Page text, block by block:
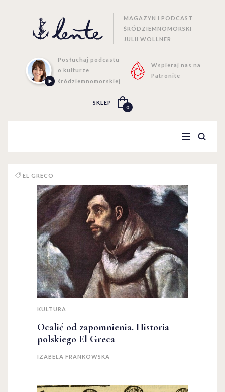
MAGAZYN I PODCAST
ŚRÓDZIEMNOMORSKI
JULII WOLLNER
Posłuchaj podcastu
o kulturze
śródziemnomorskiej
Wspieraj nas na
Patronite
SKLEP
0
EL GRECO
KULTURA
Ocalić od zapomnienia. Historia
polskiego El Greca
IZABELA FRANKOWSKA